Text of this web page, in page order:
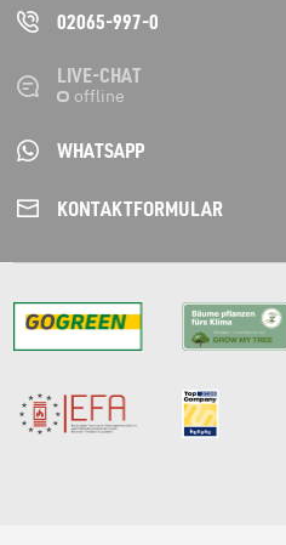
02065-997-0
LIVE-CHAT
WHATSAPP
KONTAKT­FORMULAR